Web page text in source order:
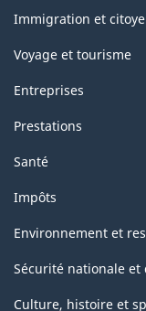
sujets
Immigration et
Voyage et tourisme
Entreprises
Prestations
Santé
Impôts
Environnement et
Sécurité nationale et
Culture, histoire et